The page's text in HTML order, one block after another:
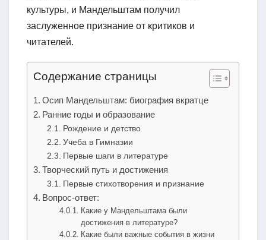
культуры, и Мандельштам получил
заслуженное признание от критиков и
читателей.
Содержание страницы
Осип Мандельштам: биография вкратце
Ранние годы и образование
Рождение и детство
Учеба в Гимназии
Первые шаги в литературе
Творческий путь и достижения
Первые стихотворения и признание
Вопрос-ответ:
Какие у Мандельштама были
достижения в литературе?
Какие были важные события в жизни